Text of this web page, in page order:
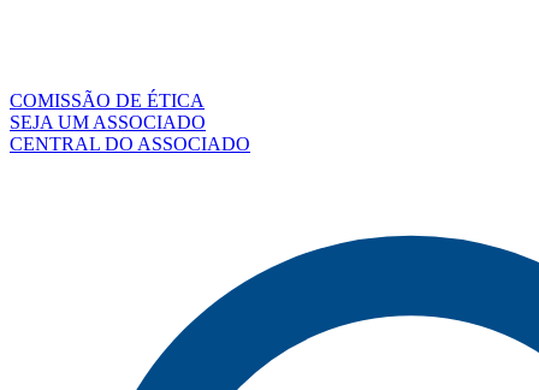
COMISSÃO DE ÉTICA
SEJA UM ASSOCIADO
CENTRAL DO ASSOCIADO